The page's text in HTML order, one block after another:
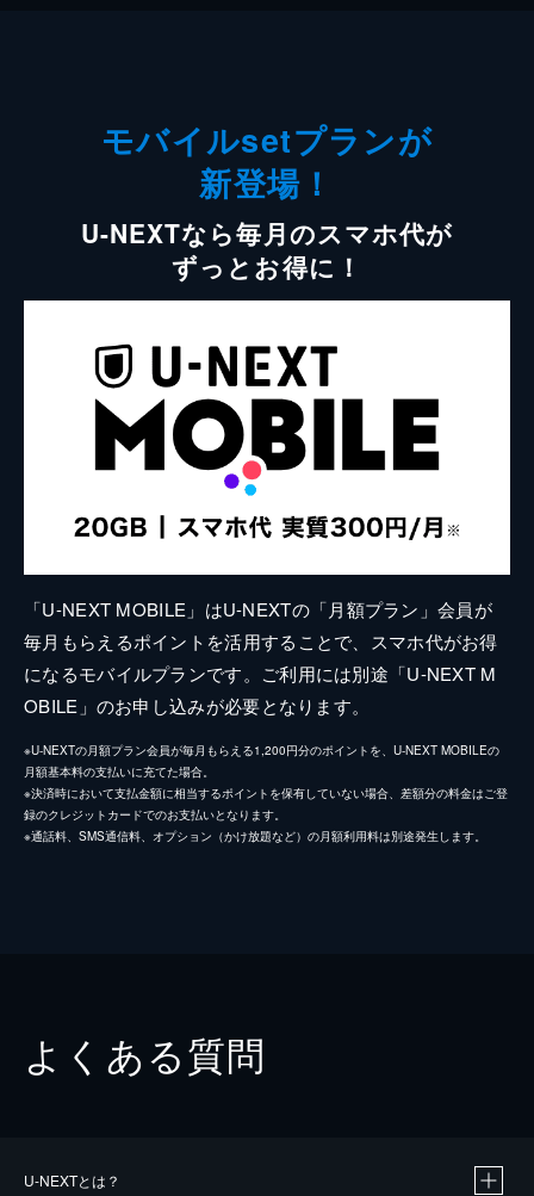
モバイルsetプランが
新登場！
U-NEXTなら毎月のスマホ代が
ずっとお得に！
「U-NEXT MOBILE」はU-NEXTの「月額プラン」会員が
毎月もらえるポイントを活用することで、スマホ代がお得
になるモバイルプランです。ご利用には別途「U-NEXT M
OBILE」のお申し込みが必要となります。
※U-NEXTの月額プラン会員が毎月もらえる1,200円分のポイントを、U-NEXT MOBILEの
月額基本料の支払いに充てた場合。
※決済時において支払金額に相当するポイントを保有していない場合、差額分の料金はご登
録のクレジットカードでのお支払いとなります。
※通話料、SMS通信料、オプション（かけ放題など）の月額利用料は別途発生します。
よくある質問
U-NEXTとは？